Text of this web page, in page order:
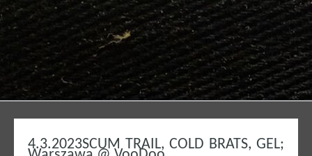
4.3.2023SCUM TRAIL, COLD BRATS, GEL;